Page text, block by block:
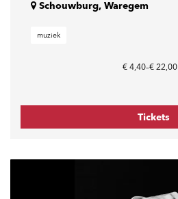
Schouwburg, Waregem
muziek
€ 4,40–€ 22,00
Tickets